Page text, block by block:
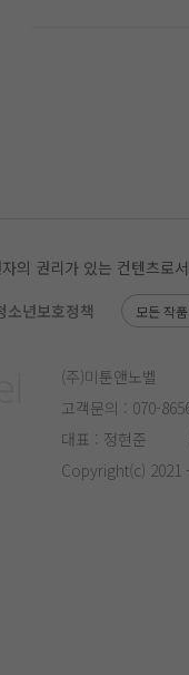
의 권리가 있는 컨텐츠로
소년보호정책 모든 작
(주)미툰앤노벨
고객문의 : 070-
대표 : 정현준
Copyright(c) 2021